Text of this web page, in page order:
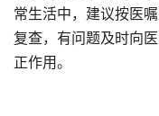
常生活中，建议按医
复查，有问题及时向
正作用。